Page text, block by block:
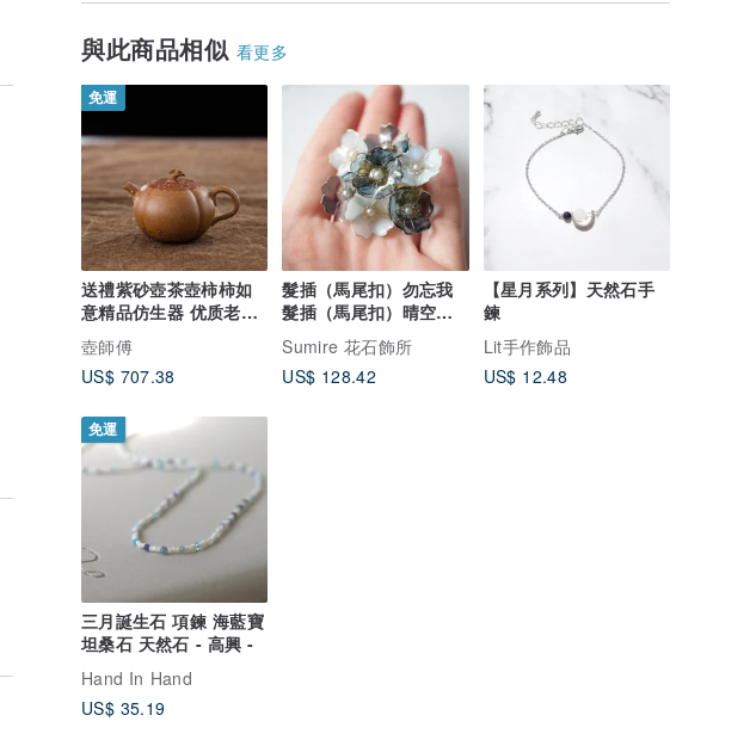
與此商品相似 看更多
免運
送禮紫砂壺茶壺柿柿如
意精品仿生器 优质老段
料 色泽油润 口盖粉
壺師傅
US$ 707.38
髮插（馬尾扣）勿忘我
髮插（馬尾扣）晴空藍
藍色 春天 5 月 胸針 帶
留（和服腰帶扣）線條
編織 線條藝術 美式花藝
Sumire 花石飾所
US$ 128.42
【星月系列】天然石手
鍊
Lit手作飾品
US$ 12.48
免運
三月誕生石 項鍊 海藍寶
坦桑石 天然石 - 高興 -
Hand In Hand
US$ 35.19